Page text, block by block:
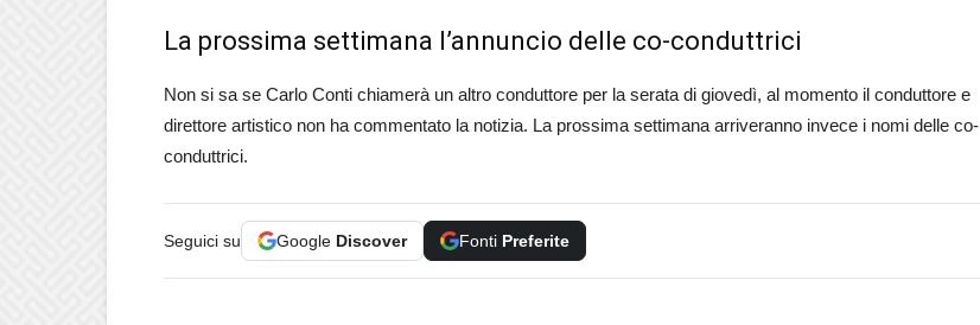
La prossima settimana l’annuncio delle co-conduttrici
Non si sa se Carlo Conti chiamerà un altro conduttore per la serata di giovedì, al momento il conduttore e
direttore artistico non ha commentato la notizia. La prossima settimana arriveranno invece i nomi delle co-
conduttrici.
Seguici su Google Discover Fonti Preferite